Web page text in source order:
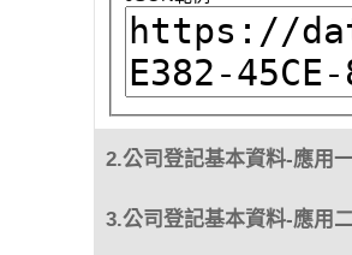
2.公司登記基本資料-應用
3.公司登記基本資料-應用